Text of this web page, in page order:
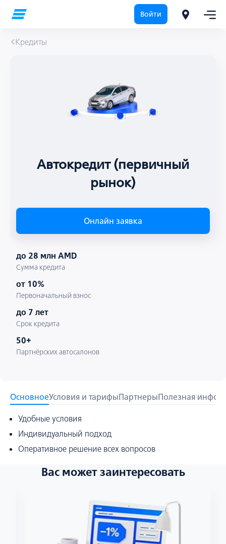
Войти
Кредиты
Автокредит (первичный
рынок)
Онлайн заявка
до 28 млн AMD
Сумма кредита
от 10%
Первоначальный взнос
до 7 лет
Срок кредита
50+
Партнёрских автосалонов
ОсновноеУсловия и тарифыПартнерыПолезная
Удобные условия
Индивидуальный подход
Оперативное решение всех вопросов
Вас может заинтересовать